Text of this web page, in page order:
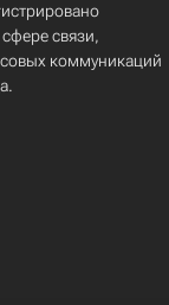
связи,
коммуникаций